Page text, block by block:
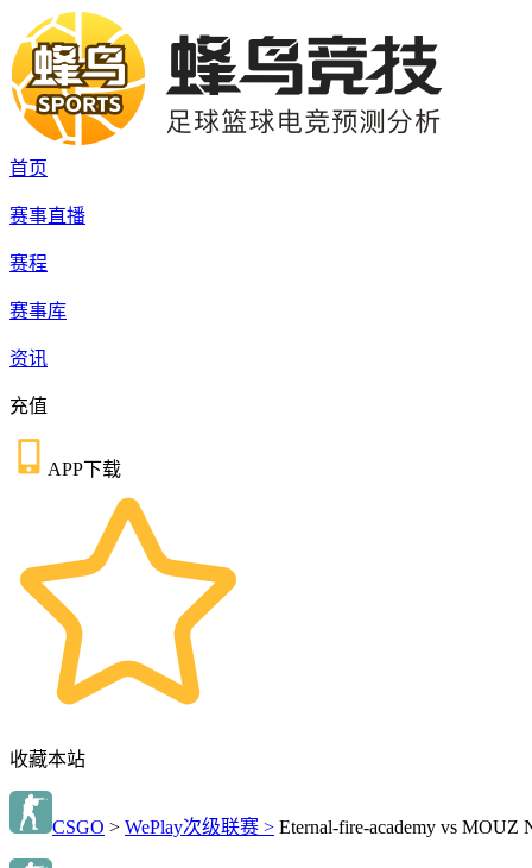
首页
赛事直播
赛程
赛事库
资讯
充值
APP下载
收藏本站
CSGO > WePlay次级联赛 > Eternal-fire-academy vs MOUZ